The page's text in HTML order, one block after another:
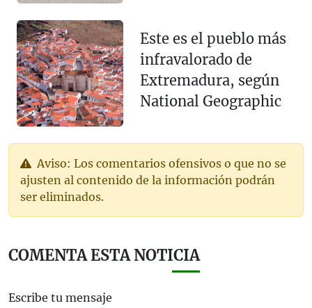
Este es el pueblo más
infravalorado de
Extremadura, según
National Geographic
Aviso: Los comentarios ofensivos o que no se
ajusten al contenido de la información podrán
ser eliminados.
COMENTA ESTA NOTICIA
Escribe tu mensaje